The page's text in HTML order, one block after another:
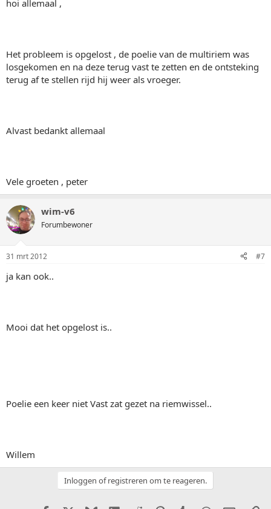
hoi allemaal ,
Het probleem is opgelost , de poelie van de multiriem was
losgekomen en na deze terug vast te zetten en de ontsteking
terug af te stellen rijd hij weer als vroeger.
Alvast bedankt allemaal
Vele groeten , peter
wim-v6
Forumbewoner
31 mrt 2012 #7
ja kan ook..
Mooi dat het opgelost is..
Poelie een keer niet Vast zat gezet na riemwissel..
Willem
Inloggen of registreren om te reageren.